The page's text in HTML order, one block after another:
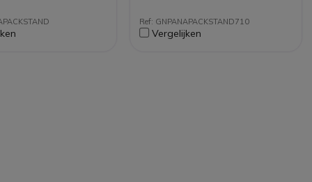
Werkt met alle softphones op
de markt
u hoeft te doen is de nieuwe
Jabra Whiteboard-applicatie te
Ref: GNPANAPACKSTAND710
Vergelijken